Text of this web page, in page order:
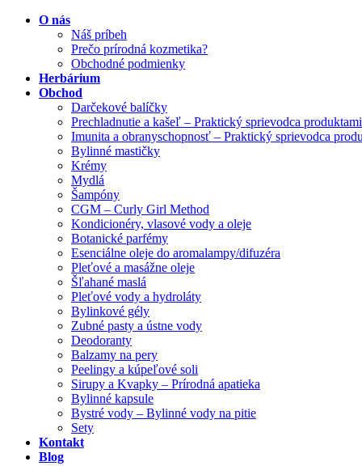
O nás
Náš príbeh
Prečo prírodná kozmetika?
Obchodné podmienky
Herbárium
Obchod
Darčekové balíčky
Prechladnutie a kašeľ – Praktický sprievodca produktami
Imunita a obranyschopnosť – Praktický sprievodca
Bylinné mastičky
Krémy
Mydlá
Šampóny
CGM – Curly Girl Method
Kondicionéry, vlasové vody a oleje
Botanické parfémy
Esenciálne oleje do aromalampy/difuzéra
Pleťové a masážne oleje
Šľahané maslá
Pleťové vody a hydroláty
Bylinkové gély
Zubné pasty a ústne vody
Deodoranty
Balzamy na pery
Peelingy a kúpeľové soli
Sirupy a Kvapky – Prírodná apatieka
Bylinné kapsule
Bystré vody – Bylinné vody na pitie
Sety
Kontakt
Blog